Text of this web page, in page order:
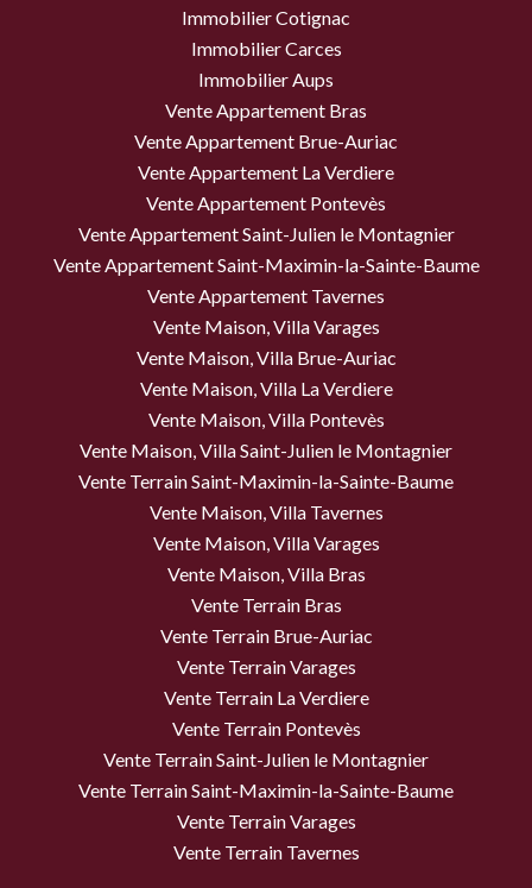
Immobilier Cotignac
Immobilier Carces
Immobilier Aups
Vente Appartement Bras
Vente Appartement Brue-Auriac
Vente Appartement La Verdiere
Vente Appartement Pontevès
Vente Appartement Saint-Julien le Montagnier
Vente Appartement Saint-Maximin-la-Sainte-Baume
Vente Appartement Tavernes
Vente Maison, Villa Varages
Vente Maison, Villa Brue-Auriac
Vente Maison, Villa La Verdiere
Vente Maison, Villa Pontevès
Vente Maison, Villa Saint-Julien le Montagnier
Vente Terrain Saint-Maximin-la-Sainte-Baume
Vente Maison, Villa Tavernes
Vente Maison, Villa Varages
Vente Maison, Villa Bras
Vente Terrain Bras
Vente Terrain Brue-Auriac
Vente Terrain Varages
Vente Terrain La Verdiere
Vente Terrain Pontevès
Vente Terrain Saint-Julien le Montagnier
Vente Terrain Saint-Maximin-la-Sainte-Baume
Vente Terrain Varages
Vente Terrain Tavernes